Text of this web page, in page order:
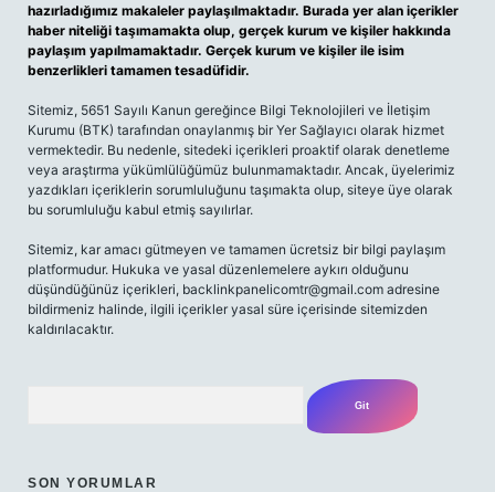
hazırladığımız makaleler paylaşılmaktadır. Burada yer alan içerikler
haber niteliği taşımamakta olup, gerçek kurum ve kişiler hakkında
paylaşım yapılmamaktadır. Gerçek kurum ve kişiler ile isim
benzerlikleri tamamen tesadüfidir.
Sitemiz, 5651 Sayılı Kanun gereğince Bilgi Teknolojileri ve İletişim
Kurumu (BTK) tarafından onaylanmış bir Yer Sağlayıcı olarak hizmet
vermektedir. Bu nedenle, sitedeki içerikleri proaktif olarak denetleme
veya araştırma yükümlülüğümüz bulunmamaktadır. Ancak, üyelerimiz
yazdıkları içeriklerin sorumluluğunu taşımakta olup, siteye üye olarak
bu sorumluluğu kabul etmiş sayılırlar.
Sitemiz, kar amacı gütmeyen ve tamamen ücretsiz bir bilgi paylaşım
platformudur. Hukuka ve yasal düzenlemelere aykırı olduğunu
düşündüğünüz içerikleri, backlinkpanelicomtr@gmail.com adresine
bildirmeniz halinde, ilgili içerikler yasal süre içerisinde sitemizden
kaldırılacaktır.
SON YORUMLAR